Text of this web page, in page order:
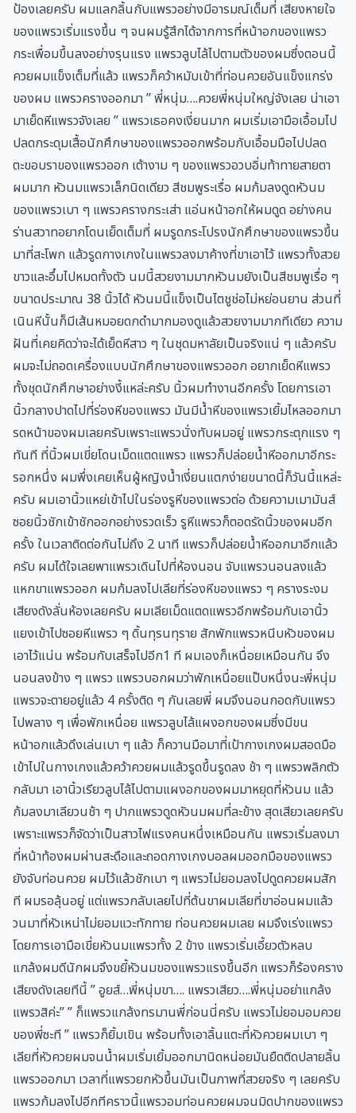
ป้องเลยครับ ผมแลกลิ้นกับแพรวอย่างมีอารมณ์เต็มที่ เสียงหายใจ
ของแพรวเริ่มแรงขึ้น ๆ จนผมรู้สึกได้จากการที่หน้าอกของแพรว
กระเพื่อมขึ้นลงอย่างรุนแรง แพรวลูบไล้ไปตามตัวของผมซึ่งตอนนี้
ควยผมแข็งเต็มที่แล้ว แพรวก็คว้าหมับเข้าที่ท่อนควยอันแข็งแกร่ง
ของผม แพรวครางออกมา ” พี่หนุ่ม….ควยพี่หนุ่มใหญ่จังเลย น่าเอา
มาเย็ดหีแพรวจังเลย ” แพรวเธอคงเงี่ยนมาก ผมเริ่มเอามือเอื้อมไป
ปลดกระดุมเสื้อนักศึกษาของแพรวออกพร้อมกับเอื้อมมือไปปลด
ตะขอบราของแพรวออก เต้างาม ๆ ของแพรวอวบอิ่มท้าทายสายตา
ผมมาก หัวนมแพรวเล็กนิดเดียว สีชมพูระเรื่อ ผมก้มลงดูดหัวนม
ของแพรวเบา ๆ แพรวครางกระเส่า แอ่นหน้าอกให้ผมดูด อย่างคน
ร่านสวาทอยากโดนเย็ดเต็มที่ ผมรูดกระโปรงนักศึกษาของแพรวขึ้น
มาที่สะโพก แล้วรูดกางเกงในแพรวลงมาค้างที่ขาเอาไว้ แพรวทั้งสวย
ขาวและอึ๋มไปหมดทั้งตัว นมนี้สวยงามมากหัวนมยังเป็นสีชมพูเรื่อ ๆ
ขนาดประมาณ 38 นิ้วได้ หัวนมนี้แข็งเป็นไตชูช่อไม่หย่อนยาน ส่วนที่
เนินหีนั้นก็มีเส้นหมอยดกดำมากมองดูแล้วสวยงามมากทีเดียว ความ
ฝันที่เคยคิดว่าจะได้เย็ดหีสาว ๆ ในชุดมหาลัยเป็นจริงแน่ ๆ แล้วครับ
ผมจะไม่ถอดเครื่องแบบนักศึกษาของแพรวออก อยากเย็ดหีแพรว
ทั้งชุดนักศึกษาอย่างงี้แหล่ะครับ นิ้วผมทำงานอีกครั้ง โดยการเอา
นิ้วกลางปาดไปที่ร่องหีของแพรว มันมีน้ำหีของแพรวเยิ้มไหลออกมา
รดหน้าของผมเลยครับเพราะแพรวนั่งทับผมอยู่ แพรวกระตุกแรง ๆ
ทันที ที่นิ้วผมเขี่ยโดนเม็ดแตดแพรว แพรวก็ปล่อยน้ำหีออกมาอีกระ
รอกหนึ่ง ผมพึ่งเคยเห็นผู้หญิงน้ำเงี่ยนแตกง่ายขนาดนี้ก็วันนี้แหล่ะ
ครับ ผมเอานิ้วแหย่เข้าไปในร่องรูหีของแพรวต่อ ด้วยความเมามันส์
ซอยนิ้วชักเข้าชักออกอย่างรวดเร็ว รูหีแพรวก็ตอดรัดนิ้วของผมอีก
ครั้ง ในเวลาติดต่อกันไม่ถึง 2 นาที แพรวก็ปล่อยน้ำหีออกมาอีกแล้ว
ครับ ผมได้ใจเลยพาแพรวเดินไปที่ห้องนอน จับแพรวนอนลงแล้ว
แหกขาแพรวออก ผมก้มลงไปเลียที่ร่องหีของแพรว ๆ ครางระงม
เสียงดังลั่นห้องเลยครับ ผมเลียเม็ดแตดแพรวอีกพร้อมกับเอานิ้ว
แยงเข้าไปซอยหีแพรว ๆ ดิ้นทุรนทุราย สักพักแพรวหนีบหัวของผม
เอาไว้แน่น พร้อมกับเสร็จไปอีก1 ที ผมเองก็เหนื่อยเหมือนกัน จึง
นอนลงข้าง ๆ แพรว แพรวบอกผมว่าพักเหนื่อยแป๊บหนึ่งนะพี่หนุ่ม
แพรวจะตายอยู่แล้ว 4 ครั้งติด ๆ กันเลยพี่ ผมจึงนอนกอดกับแพรว
ไปพลาง ๆ เพื่อพักเหนื่อย แพรวลูบไล้แผงอกของผมซึ่งมีขน
หน้าอกแล้วดึงเล่นเบา ๆ แล้ว ก็ควานมือมาที่เป้ากางเกงผมสอดมือ
เข้าไปในกางเกงแล้วคว้าควยผมแล้วรูดขึ้นรูดลง ช้า ๆ แพรวพลิกตัว
กลับมา เอานิ้วเรียวลูบไล้ไปตามแผงอกของผมมาหยุดที่หัวนม แล้ว
ก้มลงมาเลียวนช้า ๆ ปากแพรวดูดหัวนมผมที่ละข้าง สุดเสียวเลยครับ
เพราะแพรวก็จัดว่าเป็นสาวไฟแรงคนหนึ่งเหมือนกัน แพรวเริ่มลงมา
ที่หน้าท้องผมผ่านสะดือและถอดกางเกงบอลผมออกมือของแพรว
ยังจับท่อนควย ผมไว้แล้วชักเบา ๆ แพรวไม่ยอมลงไปดูดควยผมสัก
ที ผมรอลุ้นอยู่ แต่แพรวกลับเลยไปที่ต้นขาผมเลียที่ขาอ่อนผมแล้ว
วนมาที่หัวเหน่าไม่ยอมแวะทักทาย ท่อนควยผมเลย ผมจึงเร่งแพรว
โดยการเอามือเขี่ยหัวนมแพรวทั้ง 2 ข้าง แพรวเริ่มเอี้ยวตัวหลบ
แกล้งผมดีนักผมจึงขยี้หัวนมของแพรวแรงขึ้นอีก แพรวก็ร้องคราง
เสียงดังเลยทีนี้ ” อูยส์…พี่หนุ่มขา…. แพรวเสียว….พี่หนุ่มอย่าแกล้ง
แพรวสิค่ะ” ” ก็แพรวแกล้งทรมานพี่ก่อนนี่ครับ แพรวไม่ยอมอมควย
ของพี่ซะที ” แพรวก็ยิ้มเขิน พร้อมทั้งเอาลิ้นแตะที่หัวควยผมเบา ๆ
เลียที่หัวควยผมจนน้ำผมเริ่มเยิ้มออกมานิดหน่อยมันยืดติดปลายลิ้น
แพรวออกมา เวลาที่แพรวยกหัวขึ้นมันเป็นภาพที่สวยจริง ๆ เลยครับ
แพรวก้มลงไปอีกทีคราวนี้แพรวอมท่อนควยผมจนมิดปากของแพรว